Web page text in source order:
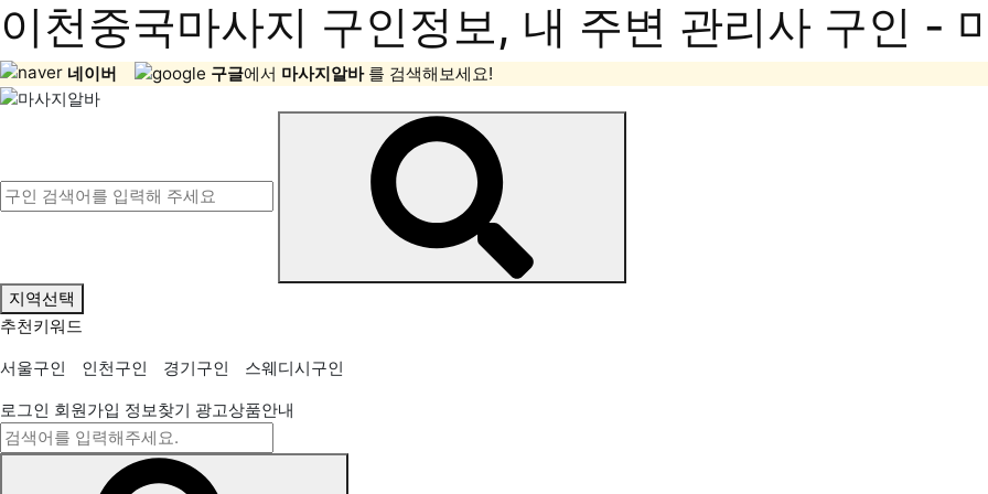
이천중국마사지 구인정보, 내 주변 관리사 구인 -
네이버 구글에서 마사지알바 를 검색해보세요!
지역선택
추천키워드
서울구인
인천구인 경기구인
스웨디시구인
로그인 회원가입 정보찾기 광고상품안내